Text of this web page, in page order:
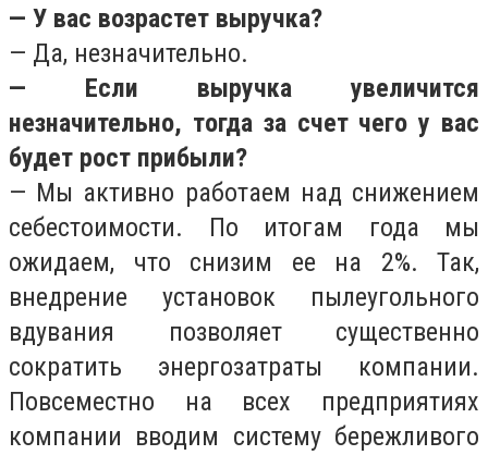
— У вас возрастет выручка?
— Да, незначительно.
— Если выручка увеличится
незначительно, тогда за счет чего у вас
будет рост прибыли?
— Мы активно работаем над снижением
себестоимости. По итогам года мы
ожидаем, что снизим ее на 2%. Так,
внедрение установок пылеугольного
вдувания позволяет существенно
сократить энергозатраты компании.
Повсеместно на всех предприятиях
компании вводим систему бережливого